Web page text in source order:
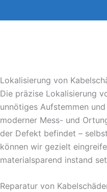
Lokalisierung von
Die präzise Lokalisierung
unnötiges Aufstemmen
moderner Mess- und
der Defekt befindet –
können wir gezielt
materialsparend instand
Reparatur von